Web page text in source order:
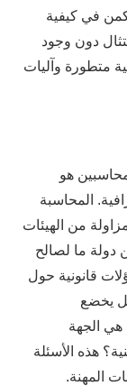
في كيفية
دون وجود
متطورة وآليات
هو
المحاسبة
من الهيئات
دولة ما لصالح
قانونية حول
يخضع
هي الجهة
هذه الأسئلة
المهنة.